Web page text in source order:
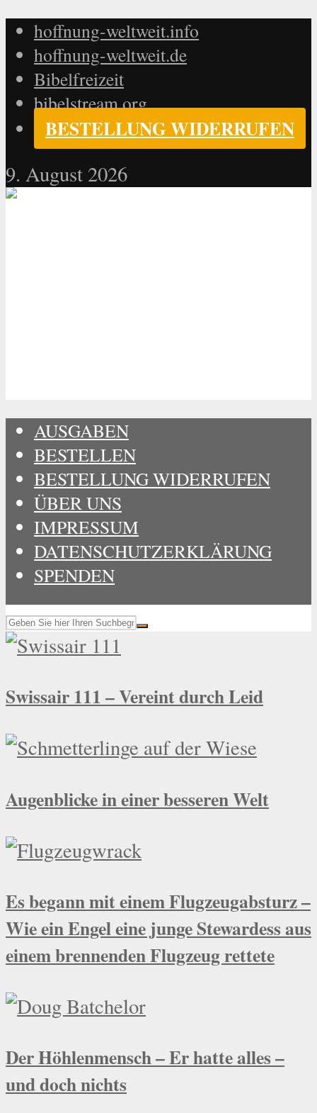
hoffnung-weltweit.info
hoffnung-weltweit.de
Bibelfreizeit
bibelstream.org
BESTELLUNG WIDERRUFEN
9. August 2026
AUSGABEN
BESTELLEN
BESTELLUNG WIDERRUFEN
ÜBER UNS
IMPRESSUM
DATENSCHUTZERKLÄRUNG
SPENDEN
Swissair 111 – Vereint durch Leid
Augenblicke in einer besseren Welt
Es begann mit einem Flugzeugabsturz –
Wie ein Engel eine junge Stewardess aus
einem brennenden Flugzeug rettete
Der Höhlenmensch – Er hatte alles –
und doch nichts